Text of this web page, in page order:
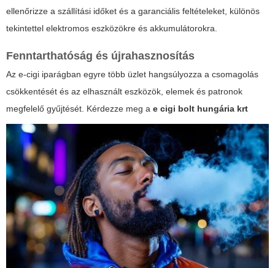
ellenőrizze a szállítási időket és a garanciális feltételeket, különös
tekintettel elektromos eszközökre és akkumulátorokra.
Fenntarthatóság és újrahasznosítás
Az e-cigi iparágban egyre több üzlet hangsúlyozza a csomagolás
csökkentését és az elhasznált eszközök, elemek és patronok
megfelelő gyűjtését. Kérdezze meg a e cigi bolt hungária krt